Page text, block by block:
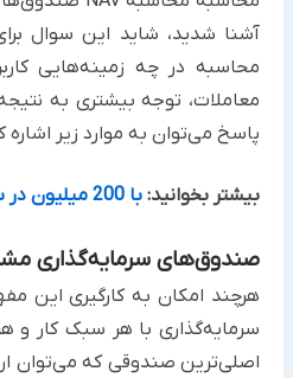
آشنا شدید، شاید این سوال
محاسبه در چه زمینه‌هایی
معاملات، توجه بیشتری به
پاسخ می‌توان به موارد زیر اشاره
بیشتر بخوانید: با 200 میلیون در سال 1403 چیکار کنم؟
صندوق‌های سرمایه‌گذاری
هرچند امکان به کارگیری این
سرمایه‌گذاری با هر سبک کار و
اصلی‌ترین صندوقی که می‌توان